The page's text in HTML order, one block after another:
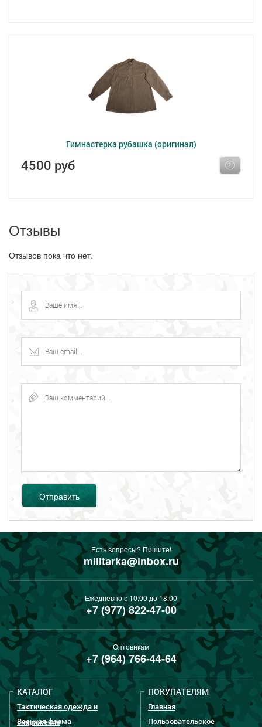
Гимнастерка рубашка (оригинал)
4500 руб
Отзывы
Отзывов пока что нет.
Отправить
Есть вопросы? Пишите!
militarka@inbox.ru
Ежедневно с 10:00 до 18:00
+7 (977) 822-47-00
Оптовикам
+7 (964) 766-44-64
КАТАЛОГ
Тактическая одежда и
снаряжение
Военная форма
ПОКУПАТЕЛЯМ
Главная
Пользовательское